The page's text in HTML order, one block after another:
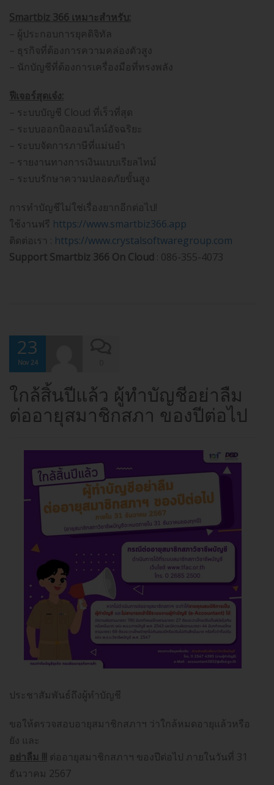
Smartbiz 366 เหมาะสำหรับ:
– ผู้ประกอบการยุคดิจิทัล
– ธุรกิจที่ต้องการความคล่องตัวสูง
– นักบัญชีที่ต้องการเครื่องมือที่ทรงพลัง
ฟีเจอร์สุดเจ๋ง:
– ระบบบัญชี Cloud ที่เร็วที่สุด
– ระบบออกบิลออนไลน์อัจฉริยะ
– ระบบจัดการภาษีที่แม่นยำ
– รายงานทางการเงินแบบเรียลไทม์
– ระบบรักษาความปลอดภัยขั้นสูง
การทำบัญชีไม่ใช่เรื่องยากอีกต่อไป!
ใช้งานฟรี https://www.smartbiz366.app
ติดต่อเรา : https://www.crystalsoftwaregroup.com
Support Smartbiz 366 On Cloud : 086-355-4073
23
Nov 24
ใกล้สิ้นปีแล้ว ผู้ทำบัญชีอย่าลืม
ต่ออายุสมาชิกสภา ของปีต่อไป
ประชาสัมพันธ์ถึงผู้ทำบัญชี
ขอให้ตรวจสอบอายุสมาชิกสภาฯ ว่าใกล้หมดอายุแล้วหรือ
ยัง และ
อย่าลืม !!! ต่ออายุสมาชิกสภาฯ ของปีต่อไป ภายในวันที่ 31
ธันวาคม 2567